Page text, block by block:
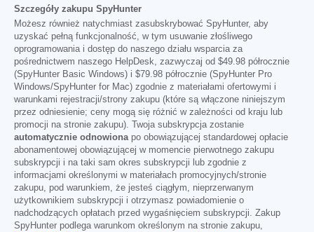
Szczegóły zakupu SpyHunter
Możesz również natychmiast zasubskrybować SpyHunter, aby
uzyskać pełną funkcjonalność, w tym usuwanie złośliwego
oprogramowania i dostęp do naszego działu wsparcia za
pośrednictwem naszego HelpDesk, zazwyczaj od $49.98 półrocznie
(SpyHunter Basic Windows) i $79.98 półrocznie (SpyHunter Pro
Windows/SpyHunter for Mac) zgodnie z materiałami ofertowymi i
warunkami rejestracji/strony zakupu (które są włączone niniejszym
przez odniesienie; ceny mogą się różnić w zależności od kraju lub
promocji na stronie zakupu). Twoja subskrypcja zostanie
automatycznie odnowionapo obowiązującej standardowej opłacie
abonamentowej obowiązującej w momencie pierwotnego zakupu
subskrypcji i na taki sam okres subskrypcji lub zgodnie z
informacjami określonymi w materiałach promocyjnych/stronie
zakupu, pod warunkiem, że jesteś ciągłym, nieprzerwanym
użytkownikiem subskrypcji i otrzymasz powiadomienie o
nadchodzących opłatach przed wygaśnięciem subskrypcji. Zakup
SpyHunter podlega warunkom określonym na stronie zakupu,